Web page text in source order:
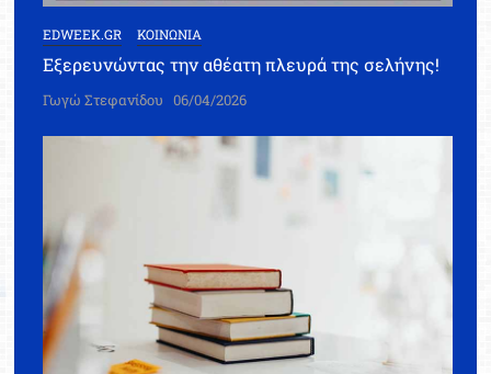
EDWEEK.GR ΚΟΙΝΩΝΙΑ
Εξερευνώντας την αθέατη πλευρά της σελήνης!
Γωγώ Στεφανίδου 06/04/2026